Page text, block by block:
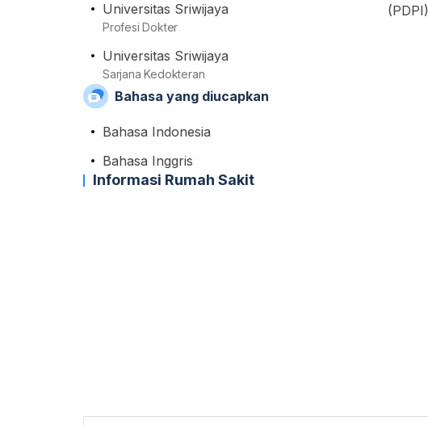
Universitas Sriwijaya
Profesi Dokter
Universitas Sriwijaya
Sarjana Kedokteran
(PDPI)
Bahasa yang diucapkan
Bahasa Indonesia
Bahasa Inggris
Informasi Rumah Sakit